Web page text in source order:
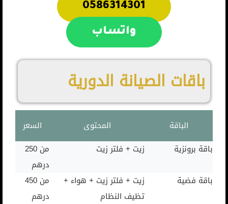
0586314301
واتساب
باقات الصيانة الدورية
الباقة المحتوى
السعر
باقة برونزية
زيت + فلتر زيت
من 250
درهم
باقة فضية
زيت + فلتر زيت + هواء +
تظيف النظام
من 450
درهم